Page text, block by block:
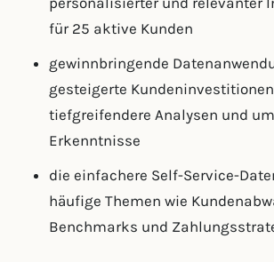
für 25 aktive Kunden
gewinnbringende
gesteigerte
tiefgreifendere Analysen und
Erkenntnisse
die einfachere Self-Service-
häufige Themen wie
Benchmarks und